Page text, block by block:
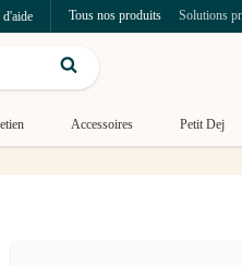
Tous nos produits Solutions
Accessoires Petit Dej